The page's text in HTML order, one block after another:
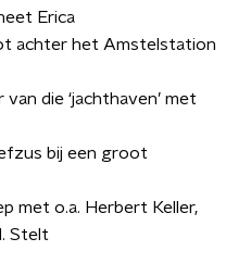
Erica
achter het Amstelstation
die ‘jachthaven’ met
bij een groot
met o.a. Herbert Keller,
Stelt